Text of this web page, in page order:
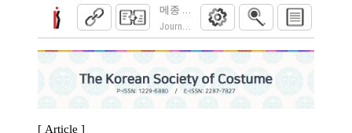
메종 스키아파렐리 컬렉션의 미적 특성 도
Journal of the Korean Society of Costume.
[ Article ]